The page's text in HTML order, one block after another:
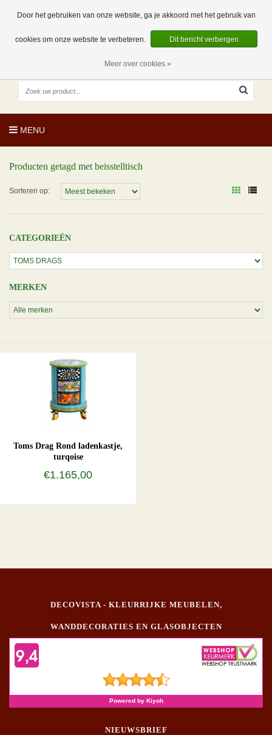
0 Artikelen
NL
EUR
MENU
Producten getagd met beisstelltisch
Sorteren op:
CATEGORIEËN
MERKEN
Toms Drag Rond ladenkastje,
turqoise
€1.165,00
DECOVISTA - KLEURRIJKE MEUBELEN,
WANDDECORATIES EN GLASOBJECTEN
NIEUWSBRIEF
Door het gebruiken van onze website, ga je akkoord met het gebruik van
cookies om onze website te verbeteren. Dit bericht verbergen
Meer over cookies »